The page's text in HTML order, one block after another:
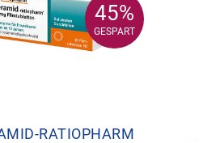
45%
GESPART
45%
GESPART
RATIOPHARM